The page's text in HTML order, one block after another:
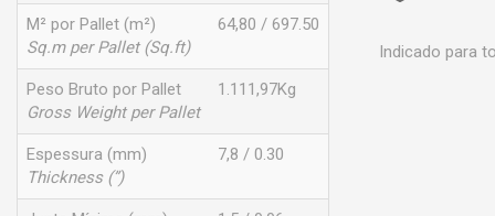
M² por Pallet (m²)
Sq.m per Pallet (Sq.ft)
64,80 / 697.50
Peso Bruto por Pallet
Gross Weight per Pallet
1.111,97Kg
Espessura (mm)
Thickness (”)
7,8 / 0.30
Indicado para